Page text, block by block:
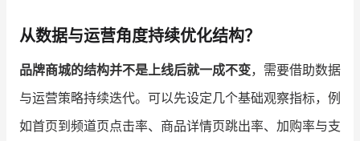
从数据与运营角度持续优化结构？
品牌商城的结构并不是上线后就一成不变，需要借助数据
与运营策略持续迭代。可以先设定几个基础观察指标，例
如首页到频道页点击率、商品详情页跳出率、加购率与支